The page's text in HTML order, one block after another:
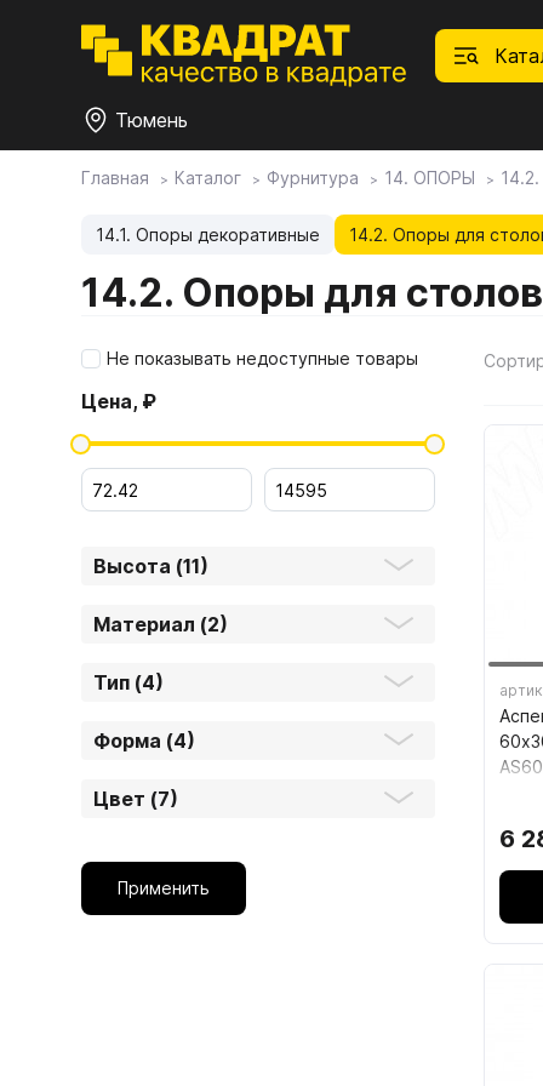
Тюмень
Плитные материалы
Фурнитура 01.
1.1.
1.3.
1.4.
1.5.
1.6.
4.1.
4.2.
4.3.
4.4.
4.5.
Столешницы
Мой ЭГГЕР
Главная Каталог Фурнитура 14. ОПОРЫ
14.1. Опоры декоративные 14.2. Опоры для
14.2. Опоры для столов
Не показывать недоступные товары
Цена, ₽
Высота (11)
Материал (2)
Тип (4)
Форма (4)
Цвет (7)
Применить
6